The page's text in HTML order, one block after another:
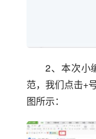
2、本次小
范，我们点击+
图所示：